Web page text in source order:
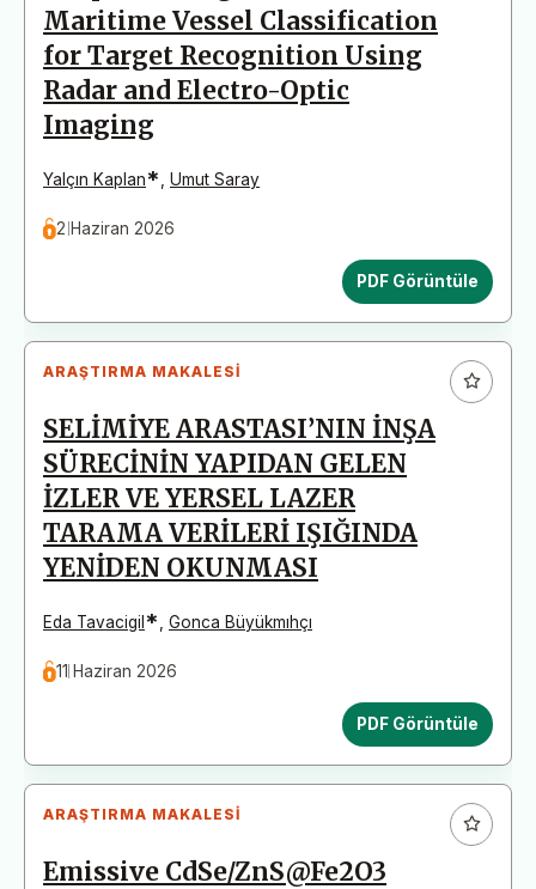
Maritime Vessel Classification
for Target Recognition Using
Radar and Electro-Optic
Imaging
Yalçın Kaplan* Umut Saray
2 Haziran 2026
PDF Görüntüle
ARAŞTIRMA MAKALESI
SELİMİYE ARASTASI’NIN İNŞA
SÜRECİNİN YAPIDAN GELEN
İZLER VE YERSEL LAZER
TARAMA VERİLERİ IŞIĞINDA
YENİDEN OKUNMASI
Eda Tavacigil* Gonca Büyükmıhçı
11 Haziran 2026
PDF Görüntüle
ARAŞTIRMA MAKALESI
Emissive CdSe/ZnS@Fe2O3